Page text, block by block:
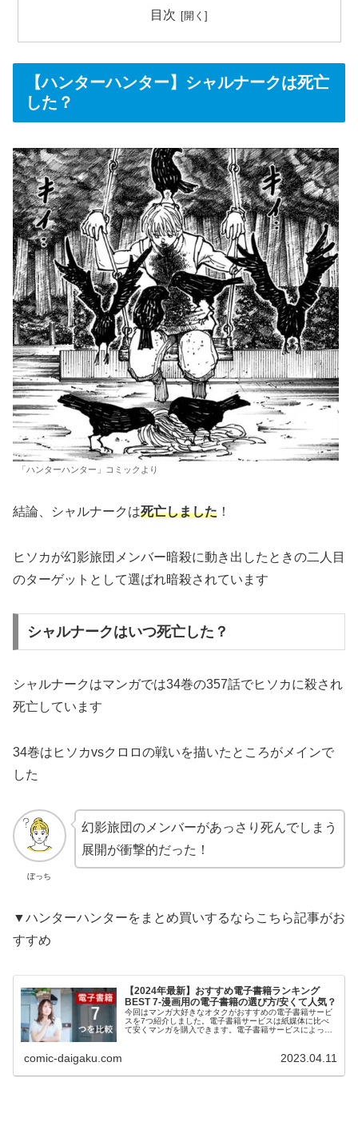
目次
【ハンターハンター】シャルナークは死亡
した？
「ハンターハンター」コミックより
結論、シャルナークは死亡しました ！
ヒソカが幻影旅団メンバー暗殺に動き出したときの二人目
のターゲットとして選ばれ暗殺されています
シャルナークはいつ死亡した？
シャルナークはマンガでは34巻の357話でヒソカに殺され
死亡しています
34巻はヒソカvsクロロの戦いを描いたところがメインで
した
ぼっち
幻影旅団のメンバーがあっさり死んでしまう
展開が衝撃的だった！
▼ハンターハンターをまとめ買いするならこちら記事がお
すすめ
【2024年最新】おすすめ電子書籍ランキング
BEST 7-漫画用の電子書籍の選び方/安くて人気？
今回はマンガ大好きなオタクがおすすめの電子書籍サービ
スを7つ紹介しました。電子書籍サービスは紙媒体に比べ
て安くマンガを購入できます。電子書籍サービスによって
子書籍を知りたい方は是非こちらをご覧ください！
comic-daigaku.com 2023.04.11